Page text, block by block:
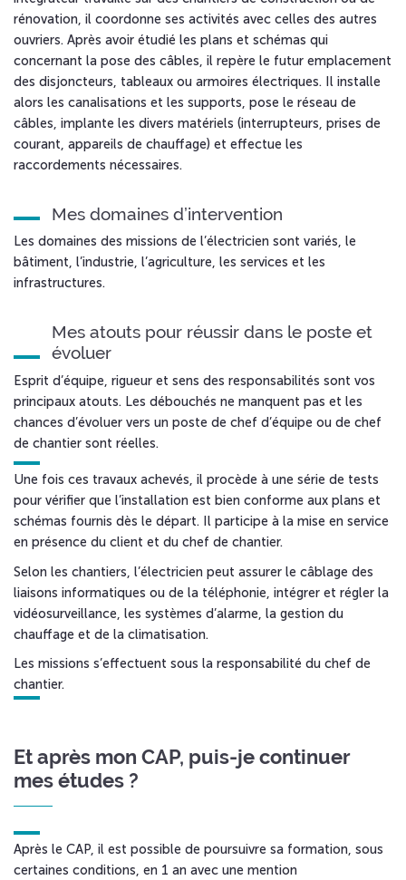
rénovation, il coordonne ses activités avec celles des autres
ouvriers. Après avoir étudié les plans et schémas qui
concernant la pose des câbles, il repère le futur emplacement
des disjoncteurs, tableaux ou armoires électriques. Il installe
alors les canalisations et les supports, pose le réseau de
câbles, implante les divers matériels (interrupteurs, prises de
courant, appareils de chauffage) et effectue les
raccordements nécessaires.
Mes domaines d’intervention
Les domaines des missions de l’électricien sont variés, le
bâtiment, l’industrie, l’agriculture, les services et les
infrastructures.
Mes atouts pour réussir dans le poste et
évoluer
Esprit d’équipe, rigueur et sens des responsabilités sont vos
principaux atouts. Les débouchés ne manquent pas et les
chances d’évoluer vers un poste de chef d’équipe ou de chef
de chantier sont réelles.
Une fois ces travaux achevés, il procède à une série de tests
pour vérifier que l’installation est bien conforme aux plans et
schémas fournis dès le départ. Il participe à la mise en service
en présence du client et du chef de chantier.
Selon les chantiers, l’électricien peut assurer le câblage des
liaisons informatiques ou de la téléphonie, intégrer et régler la
vidéosurveillance, les systèmes d’alarme, la gestion du
chauffage et de la climatisation.
Les missions s’effectuent sous la responsabilité du chef de
chantier.
Et après mon CAP, puis-je continuer
mes études ?
Après le CAP, il est possible de poursuivre sa formation, sous
certaines conditions, en 1 an avec une mention